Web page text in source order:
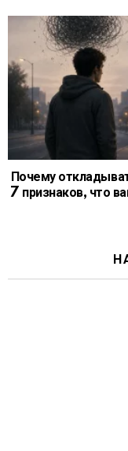
Почему
7 признаков, что